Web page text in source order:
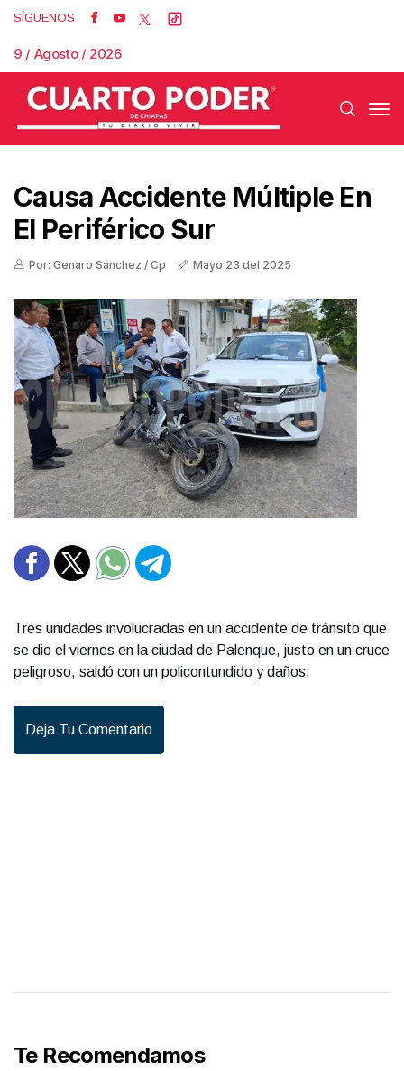
SÍGUENOS
9 / Agosto / 2026
Causa Accidente Múltiple En
El Periférico Sur
Por: Genaro Sánchez / Cp Mayo 23 del 2025
Tres unidades involucradas en un accidente de tránsito que
se dio el viernes en la ciudad de Palenque, justo en un cruce
peligroso, saldó con un policontundido y daños.
Deja Tu Comentario
Te Recomendamos